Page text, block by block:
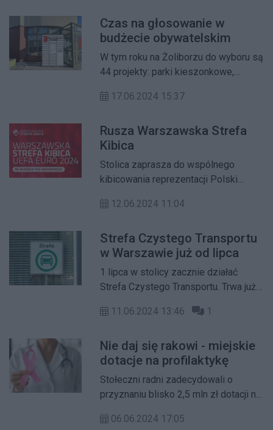
twórczyni, przyznawany za
całokształt twórczości, trafił do
Joanny Papuzińskiej.
Czas na głosowanie w
budżecie obywatelskim
W tym roku na Żoliborzu do wyboru są
44 projekty: parki kieszonkowe,
dróg rowerowych, nasadzenia drzew i
Wybór należy do mieszkańców.
Głosować można od soboty 15
czerwca do 30 czerwca.
17.06.2024 15:37
Rusza Warszawska Strefa
Kibica
Stolica zaprasza do wspólnego
kibicowania reprezentacji Polski
Warszawska Strefa Kibica na błoniach
niedzielę, 16 czerwca. Będzie tam
można obejrzeć wszystkie grupowe
mecze Polaków.
12.06.2024 11:04
Strefa Czystego Transportu
w Warszawie już od lipca
1 lipca w stolicy zacznie działać
Strefa Czystego Transportu. Trwa już
jest oznakowanie. Kierowcy mogą też
kątem zgodności z wymogami strefy.
To ważne, bo aż 97 proc. posiadaczy
aut nie musi się przejmować żadnymi
ograniczeniami czy naklejkami.
11.06.2024 13:46 1
Nie daj się rakowi - miejskie
dotacje na profilaktykę
Stołeczni radni zadecydowali o
przyznaniu blisko 2,5 mln zł dotacji na
onkologicznej kobiet i mężczyzn pn.
06.06.2024 17:05